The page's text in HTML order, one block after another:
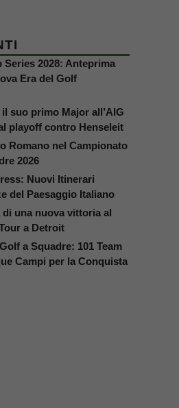
2028: Anteprima
Era del Golf
suo primo Major all’AIG
playoff contro Henseleit
Romano nel Campionato
2026
Nuovi Itinerari
del Paesaggio Italiano
una nuova vittoria al
a Detroit
a Squadre: 101 Team
Campi per la Conquista